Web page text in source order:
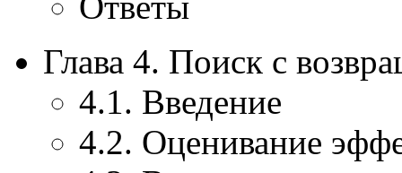
Глава 4. Поиск с
4.1. Введение
4.2. Оценивание